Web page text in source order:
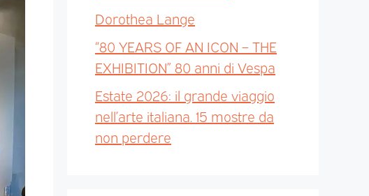
Dorothea Lange
“80 YEARS OF AN ICON – THE
EXHIBITION” 80 anni di Vespa
Estate 2026: il grande viaggio
nell’arte italiana. 15 mostre da
non perdere